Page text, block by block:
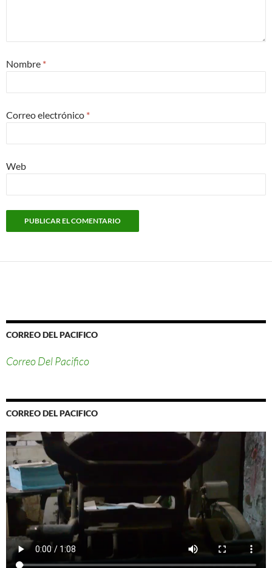
Nombre *
Correo electrónico *
Web
CORREO DEL PACIFICO
Correo Del Pacifico
CORREO DEL PACIFICO